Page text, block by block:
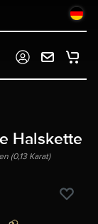
Halskette
(0,13 Karat)